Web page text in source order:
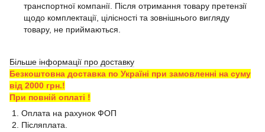
транспортної компанії. Після отримання товару претензії
щодо комплектації, цілісності та зовнішнього вигляду
товару, не приймаються.
Більше інформації про доставку
Безкоштовна доставка по Україні при замовленні на суму
від 2000 грн.!
При повній оплаті !
1. Оплата на рахунок ФОП
2. Післяплата.